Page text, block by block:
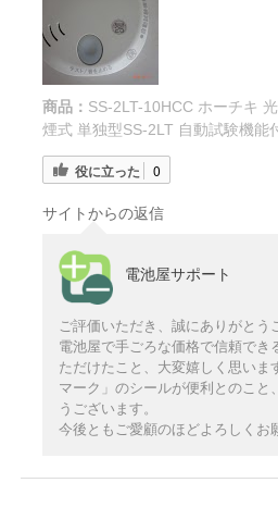
商品： SS-2LT-10HCC ホーチキ
煙式 単独型SS-2LT 自動試験機能
役に立った 0
サイトからの返信
電池屋サポート
ご評価いただき、誠にありがとう
電池屋で手ごろな価格で信頼でき
ただけたこと、大変嬉しく思いま
マーク」のシールが便利とのこと
うございます。
今後ともご愛顧のほどよろしくお